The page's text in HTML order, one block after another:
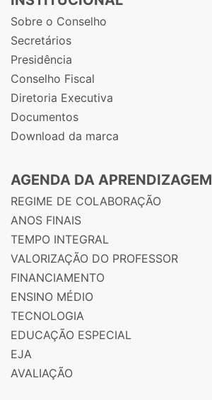
Sobre o Conselho
Secretários
Presidência
Conselho Fiscal
Diretoria Executiva
Documentos
Download da marca
AGENDA DA APRENDIZAGEM
REGIME DE COLABORAÇÃO
ANOS FINAIS
TEMPO INTEGRAL
VALORIZAÇÃO DO PROFESSOR
FINANCIAMENTO
ENSINO MÉDIO
TECNOLOGIA
EDUCAÇÃO ESPECIAL
EJA
AVALIAÇÃO